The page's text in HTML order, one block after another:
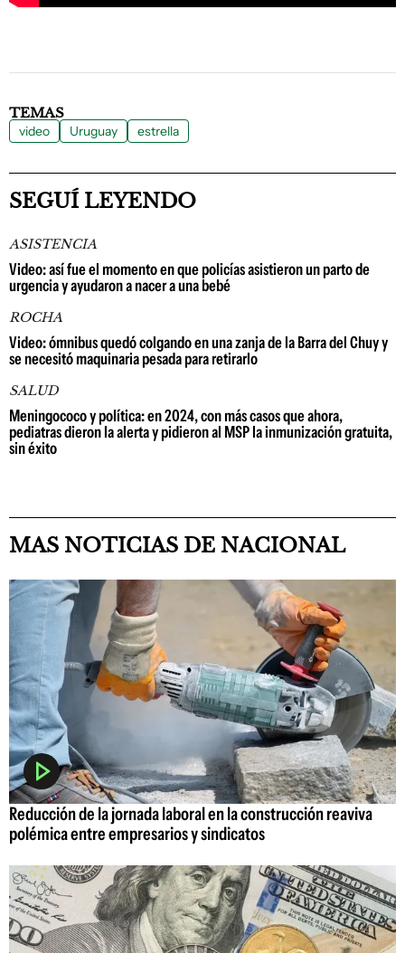
TEMAS
video Uruguay estrella
SEGUÍ LEYENDO
ASISTENCIA
Video: así fue el momento en que policías asistieron un parto de
urgencia y ayudaron a nacer a una bebé
ROCHA
Video: ómnibus quedó colgando en una zanja de la Barra del Chuy y
se necesitó maquinaria pesada para retirarlo
SALUD
Meningococo y política: en 2024, con más casos que ahora,
pediatras dieron la alerta y pidieron al MSP la inmunización gratuita,
sin éxito
MAS NOTICIAS DE NACIONAL
Reducción de la jornada laboral en la construcción reaviva
polémica entre empresarios y sindicatos